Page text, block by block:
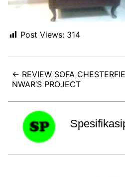
Post Views: 314
← REVIEW SOFA
NWAR’S PROJECT